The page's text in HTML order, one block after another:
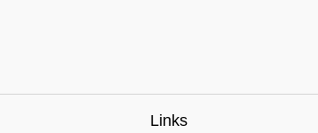
Links